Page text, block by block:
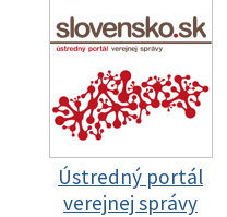
Ústredný portál
verejnej správy